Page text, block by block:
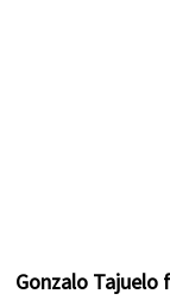
Gonzalo Tajuelo